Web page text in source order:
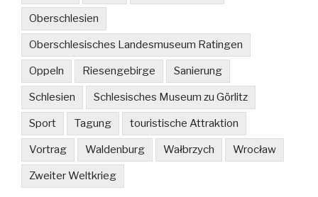
Oberschlesien
Oberschlesisches Landesmuseum Ratingen
Oppeln Riesengebirge Sanierung
Schlesien Schlesisches Museum zu Görlitz
Sport Tagung touristische Attraktion
Vortrag Waldenburg Wałbrzych Wrocław
Zweiter Weltkrieg